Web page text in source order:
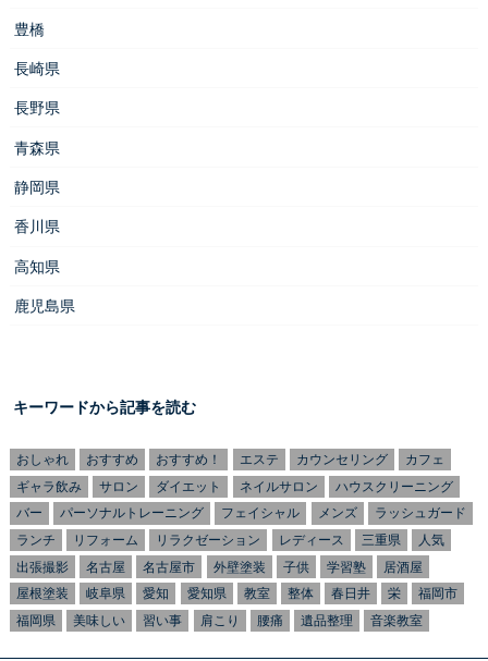
豊橋
長崎県
長野県
青森県
静岡県
香川県
高知県
鹿児島県
キーワードから記事を読む
おしゃれ おすすめ おすすめ！ エステ カウンセリング
カフェ
ギャラ飲み
サロン ダイエット ネイルサロン
ハウスクリーニング
バー
パーソナルトレーニング フェイシャル メンズ
ラッシュガード
ランチ
リフォーム リラクゼーション レディース 三重県
人気
出張撮影
名古屋 名古屋市 外壁塗装 子供 学習塾
居酒屋
屋根塗装
岐阜県 愛知 愛知県 教室 整体 春日井 栄
福岡市
福岡県
美味しい 習い事 肩こり 腰痛 遺品整理 音楽教室